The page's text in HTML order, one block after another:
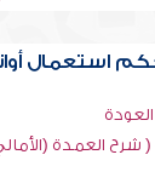
استعمال
العمدة